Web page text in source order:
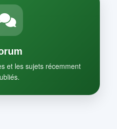
et les sujets récemment